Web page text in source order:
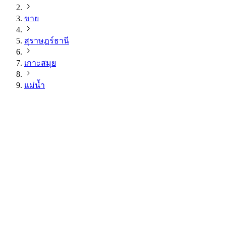
ขาย
สุราษฎร์ธานี
เกาะสมุย
แม่น้ำ